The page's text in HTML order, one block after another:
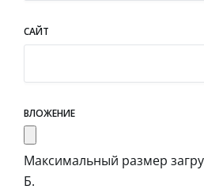
САЙТ
ВЛОЖЕНИЕ
Максимальный размер
Б.